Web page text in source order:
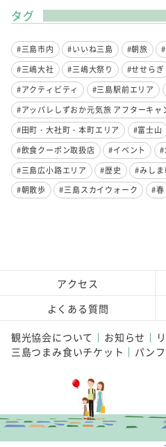
タグ
#三島市内 #いいね三島 #朝旅
#三嶋大社
#三嶋大祭り #せせらぎ
#アクティビティ
#三島駅前エリア
#アッパレしずおか元気旅 アフターキャ
#田町・大社町・本町エリア
#富士山
#飲食クーポン取扱店
#イベント
#三島広小路エリア
#歴史 #みしま
#朝散歩
#三島スカイウォーク #春
アクセス
よくある質問
観光協会について お知らせ
三島つまみ食いチケット
パン